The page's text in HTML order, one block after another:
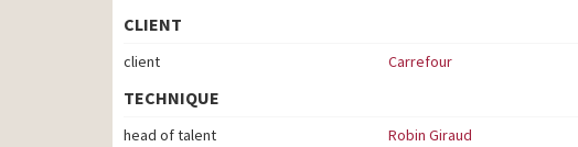
CLIENT
client Carrefour
TECHNIQUE
head of talent
Robin Giraud